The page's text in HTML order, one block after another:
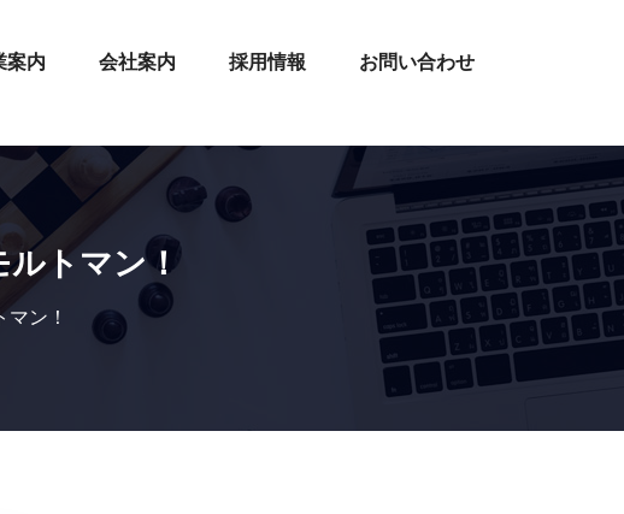
案内 会社案内 採用情報 お問い合わせ
ルトマン！
ン！